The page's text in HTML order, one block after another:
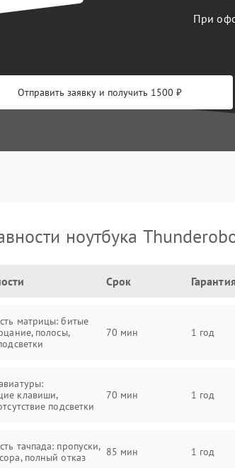
При
Отправить заявку и получить 1500 ₽
ноутбука
Срок
матрицы: битые
полосы,
70 мин 1 год
клавиши,
подсветки
70 мин 1 год
тачпада: пропуски,
полный отказ
85 мин 1 год